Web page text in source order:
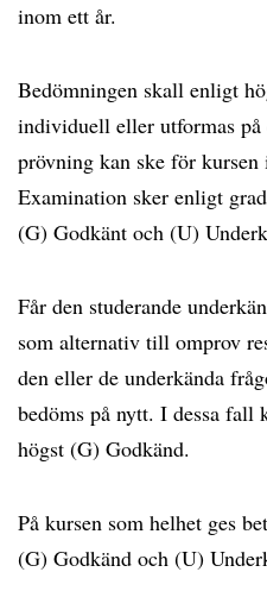
inom ett år.
Bedömningen skall enligt
individuell eller utformas
prövning kan ske för kursen
Examination sker enligt
(G) Godkänt och (U)
Får den studerande
som alternativ till omprov
den eller de underkända
bedöms på nytt. I dessa fall
högst (G) Godkänd.
På kursen som helhet ges
(G) Godkänd och (U)